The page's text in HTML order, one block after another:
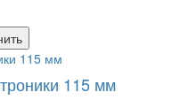
115 мм